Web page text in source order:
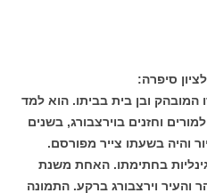
סיפרה:
המובהק ובן בית בביתו. הוא למד
וחזנים בוירצבורג, בשנים
בחתימתו. האחת משנת
והעיר וירצבורג ברקע. התמונה